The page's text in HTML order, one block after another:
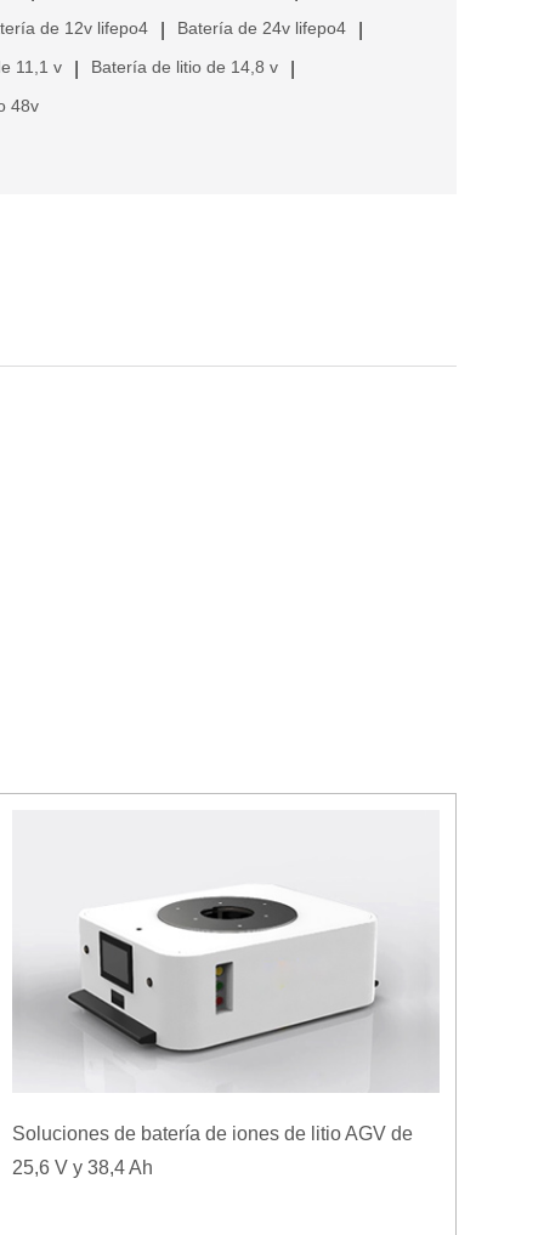
de 12v lifepo4 Batería de 24v lifepo4
11,1 v Batería de litio de 14,8 v
48v
Soluciones de batería de iones de litio AGV de
25,6 V y 38,4 Ah